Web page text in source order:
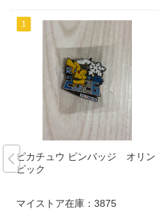
ピカチュウ ピンバッジ オリン
ピック
マイストア在庫： 3875